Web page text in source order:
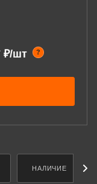
₽/шт ?
НАЛИЧИЕ